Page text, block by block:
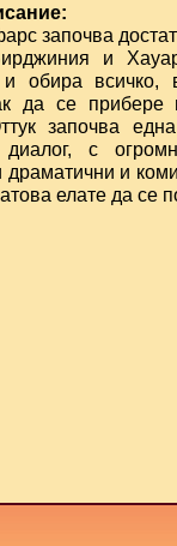
започва
и
и обира всичко,
да се
започва
диалог, с
драматични и
елате да се